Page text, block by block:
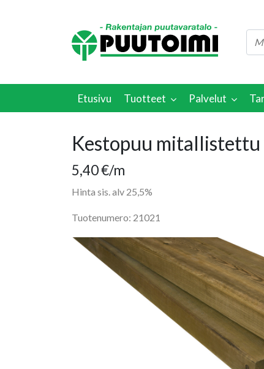
Etusivu Tuotteet Palvelut
Kestopuu
5,40€/m
Hinta sis. alv 25,5%
Tuotenumero: 21021